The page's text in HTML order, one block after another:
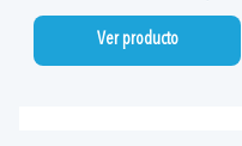
Ver producto